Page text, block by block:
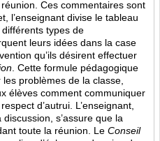
Ces commentaires sont
l’enseignant divise le tableau
types de
leurs idées dans la case
qu’ils désirent effectuer
. Cette formule pédagogique
problèmes de la classe,
élèves comment communiquer
d’autrui. L’enseignant,
s’assure que la
toute la réunion. Le Conseil